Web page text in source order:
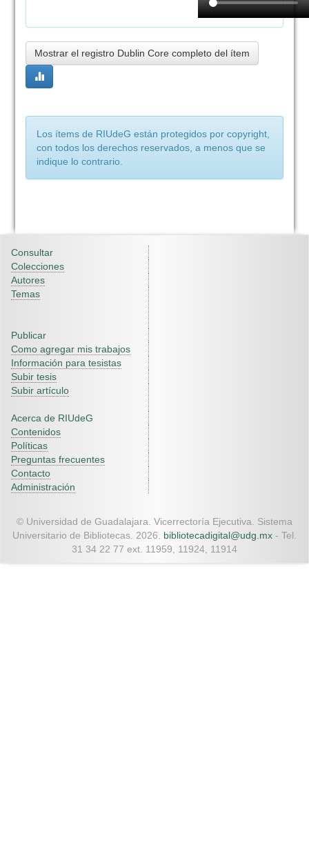
Mostrar el registro Dublin Core completo del ítem
Los ítems de RIUdeG están protegidos por copyright,
con todos los derechos reservados, a menos que se
indique lo contrario.
Consultar
Colecciones
Autores
Temas
Publicar
Como agregar mis trabajos
Información para tesistas
Subir tesis
Subir artículo
Acerca de RIUdeG
Contenidos
Políticas
Preguntas frecuentes
Contacto
Administración
© Universidad de Guadalajara. Vicerrectoría Ejecutiva. Sistema
Universitario de Bibliotecas. 2026. bibliotecadigital@udg.mx - Tel.
31 34 22 77 ext. 11959, 11924, 11914